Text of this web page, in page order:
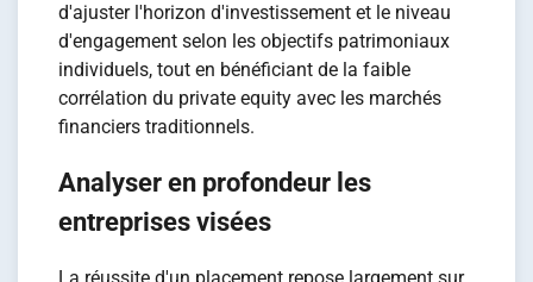
d'ajuster l'horizon d'investissement et le niveau
d'engagement selon les objectifs patrimoniaux
individuels, tout en bénéficiant de la faible
corrélation du private equity avec les marchés
financiers traditionnels.
Analyser en profondeur les
entreprises visées
La réussite d'un placement repose largement sur